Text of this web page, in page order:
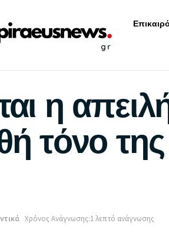
η
τόνο
Χρόνος Ανάγνωσης:1 λεπτό ανάγνωσης